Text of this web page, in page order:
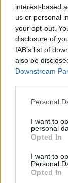
interest-based
us or personal
your opt-out.
disclosure of
IAB’s list of
also be
Downstream
Personal
I want to
personal
Opted In
I want to
Personal
Opted In
zawsze.
Czytaj
życia
Dwie